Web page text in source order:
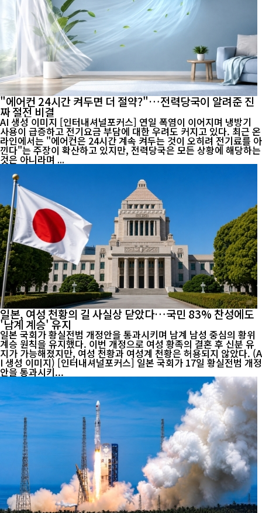
"에어컨 24시간 켜두면 더 절약?"…전력당국이 알려준 진
짜 절전 비결
AI 생성 이미지 [인터내셔널포커스] 연일 폭염이 이어지며 냉방기
사용이 급증하고 전기요금 부담에 대한 우려도 커지고 있다. 최근 온
라인에서는 "에어컨은 24시간 계속 켜두는 것이 오히려 전기료를 아
낀다"는 주장이 확산하고 있지만, 전력당국은 모든 상황에 해당하는
것은 아니라며 ...
일본, 여성 천황의 길 사실상 닫았다…국민 83% 찬성에도
'남계 계승' 유지
일본 국회가 황실전범 개정안을 통과시키며 남계 남성 중심의 황위
계승 원칙을 유지했다. 이번 개정으로 여성 황족의 결혼 후 신분 유
지가 가능해졌지만, 여성 천황과 여성계 천황은 허용되지 않았다. (A
I 생성 이미지) [인터내셔널포커스] 일본 국회가 17일 황실전범 개정
안을 통과시키...